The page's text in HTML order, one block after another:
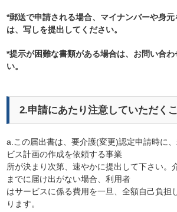
*郵送で申請される場合、マイナンバーや身
は、写しを提出してください。
*提示が困難な書類がある場合は、お問い合
い。
2.申請にあたり注意していただく
a.この届出書は、要介護(変更)認定申請時に
ビス計画の作成を依頼する事業
所が決まり次第、速やかに提出して下さい。
までに届け出がない場合、利用者
はサービスに係る費用を一旦、全額自己負担
ります。